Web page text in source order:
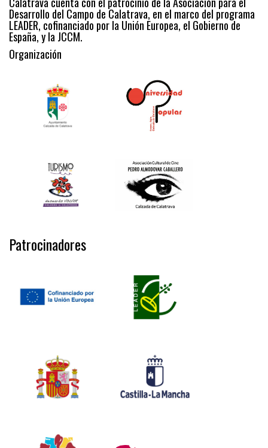
Desarrollo del Campo de Calatrava, en el marco del programa
LEADER, cofinanciado por la Unión Europea, el Gobierno de
España, y la JCCM.
Organización
Patrocinadores